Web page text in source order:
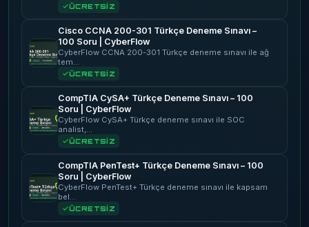
ÜCRETSİZ
Cisco CCNA 200-301 Türkçe Deneme Sınavı –
100 Soru | CyberFlow
CyberFlow CCNA 200-301 Türkçe deneme sınavı ile ağ
tem…
ÜCRETSİZ
CompTIA CySA+ Türkçe Deneme Sınavı – 100
Soru | CyberFlow
CyberFlow CySA+ Türkçe deneme sınavı ile SOC
analist,…
ÜCRETSİZ
CompTIA PenTest+ Türkçe Deneme Sınavı – 100
Soru | CyberFlow
CyberFlow PenTest+ Türkçe deneme sınavı ile kapsam
bel…
ÜCRETSİZ